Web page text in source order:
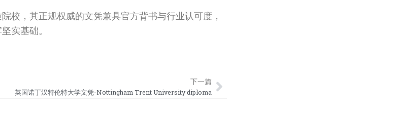
校，其正规权威的文凭兼具官方背书与行业认可度，
实基础。
下一篇
英国诺丁汉特伦特大学文凭-Nottingham Trent University diploma